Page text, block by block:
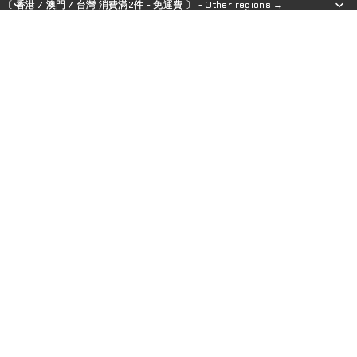
〔 香港 / 澳門 / 台灣 消費滿2件 - 免運費 〕 - Other regions →
〔 香港 / 澳門 / 台灣 消費滿2件 - 免運費 〕 - Other regions →